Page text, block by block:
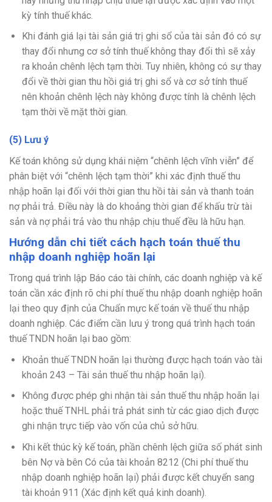
kỳ tính thuế khác.
Khi đánh giá lại tài sản giá trị ghi sổ của tài sản đó có sự
thay đổi nhưng cơ sở tính thuế không thay đổi thì sẽ xảy
ra khoản chênh lệch tạm thời. Tuy nhiên, không có sự thay
đổi về thời gian thu hồi giá trị ghi sổ và cơ sở tính thuế
nên khoản chênh lệch này không được tính là chênh lệch
tạm thời về mặt thời gian.
(5) Lưu ý
Kế toán không sử dụng khái niệm “chênh lệch vĩnh viễn” để
phân biệt với “chênh lệch tạm thời” khi xác định thuế thu
nhập hoãn lại đối với thời gian thu hồi tài sản và thanh toán
nợ phải trả. Điều này là do khoảng thời gian để khấu trừ tài
sản và nợ phải trả vào thu nhập chịu thuế đều là hữu hạn.
Hướng dẫn chi tiết cách hạch toán thuế thu
nhập doanh nghiệp hoãn lại
Trong quá trình lập Báo cáo tài chính, các doanh nghiệp và kế
toán cần xác định rõ chi phí thuế thu nhập doanh nghiệp hoãn
lại theo quy định của Chuẩn mực kế toán về thuế thu nhập
doanh nghiệp. Các điểm cần lưu ý trong quá trình hạch toán
thuế TNDN hoãn lại bao gồm:
Khoản thuế TNDN hoãn lại thường được hạch toán vào tài
khoản 243 – Tài sản thuế thu nhập hoãn lại).
Không được phép ghi nhận tài sản thuế thu nhập hoãn lại
hoặc thuế TNHL phải trả phát sinh từ các giao dịch được
ghi nhận trực tiếp vào vốn của chủ sở hữu.
Khi kết thúc kỳ kế toán, phần chênh lệch giữa số phát sinh
bên Nợ và bên Có của tài khoản 8212 (Chi phí thuế thu
nhập doanh nghiệp hoãn lại) phải được kết chuyển sang
tài khoản 911 (Xác định kết quả kinh doanh).